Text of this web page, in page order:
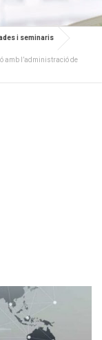
i seminaris
amb l’administració de